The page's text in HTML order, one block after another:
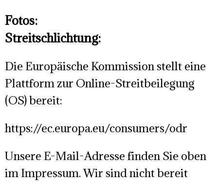
Fotos:
Streitschlichtung:
Die Europäische Kommission stellt eine
Plattform zur Online-Streitbeilegung
(OS) bereit:
https://ec.europa.eu/consumers/odr
Unsere E-Mail-Adresse finden Sie oben
im Impressum. Wir sind nicht bereit